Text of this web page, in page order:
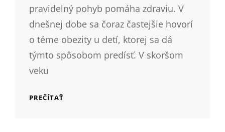
pravidelný pohyb pomáha zdraviu. V
dnešnej dobe sa čoraz častejšie hovorí
o téme obezity u detí, ktorej sa dá
týmto spôsobom predísť. V skoršom
veku
PREČÍTAŤ